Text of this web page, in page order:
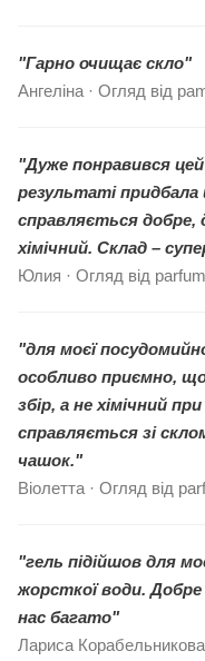
"Гарно очищає скло"
Ангеліна · Огляд від
"Дуже понравився
результаті
справляється добре,
хімічний. Склад –
Юлия · Огляд від
"для моєї
особливо приємно,
збір, а не хімічний
справляється зі
чашок."
Віолетта · Огляд від
"гель підійшов для
жорсткої води. Добре
нас багато"
Лариса